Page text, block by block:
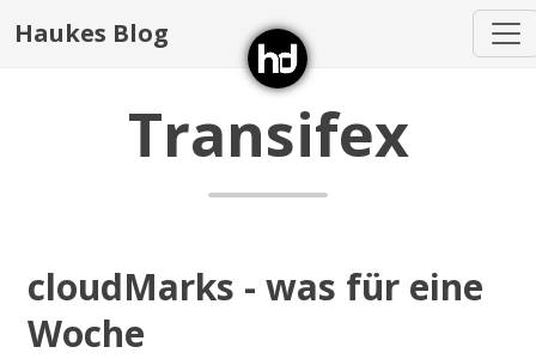
Haukes Blog
Transifex
cloudMarks - was für eine
Woche